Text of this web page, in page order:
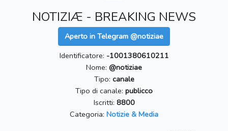
NOTIZIÆ - BREAKING NEWS
Aperto in Telegram @notiziae
Identificatore: -1001380610211
Nome: @notiziae
Tipo: canale
Tipo di canale: publicco
Iscritti: 8800
Categoria: Notizie & Media